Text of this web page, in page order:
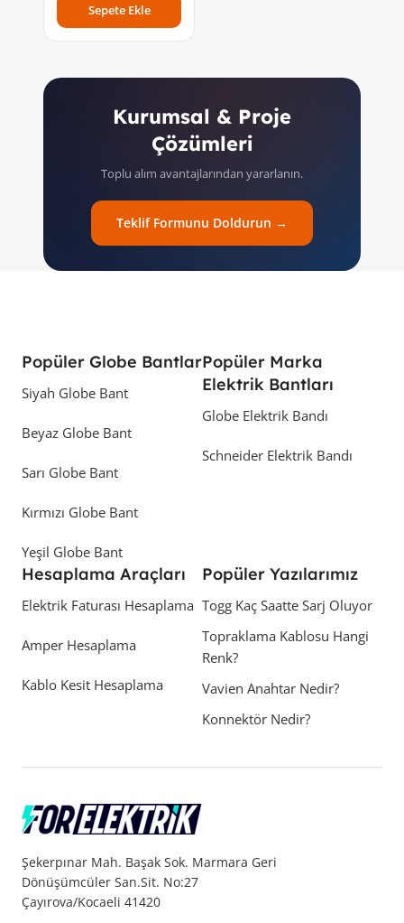
Sepete Ekle
Kurumsal & Proje
Çözümleri
Toplu alım avantajlarından yararlanın.
Teklif Formunu Doldurun →
Popüler Globe Bantlar
Siyah Globe Bant
Beyaz Globe Bant
Sarı Globe Bant
Kırmızı Globe Bant
Yeşil Globe Bant
Popüler Marka
Elektrik Bantları
Globe Elektrik Bandı
Schneider Elektrik Bandı
Hesaplama Araçları
Elektrik Faturası Hesaplama
Amper Hesaplama
Kablo Kesit Hesaplama
Popüler Yazılarımız
Togg Kaç Saatte Sarj Oluyor
Topraklama Kablosu Hangi
Renk?
Vavien Anahtar Nedir?
Konnektör Nedir?
Şekerpınar Mah. Başak Sok. Marmara Geri
Dönüşümcüler San.Sit. No:27
Çayırova/Kocaeli 41420